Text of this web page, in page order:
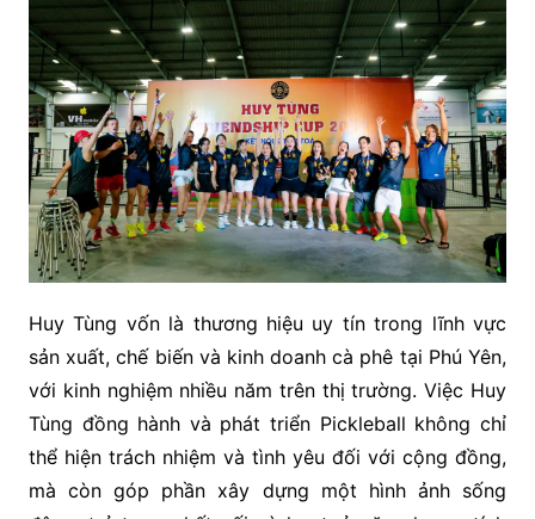
Huy Tùng vốn là thương hiệu uy tín trong lĩnh vực
sản xuất, chế biến và kinh doanh cà phê tại Phú Yên,
với kinh nghiệm nhiều năm trên thị trường. Việc Huy
Tùng đồng hành và phát triển Pickleball không chỉ
thể hiện trách nhiệm và tình yêu đối với cộng đồng,
mà còn góp phần xây dựng một hình ảnh sống